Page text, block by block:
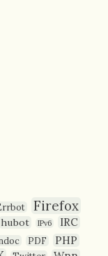
Firefox
hubot IPv6 IRC
PDF PHP